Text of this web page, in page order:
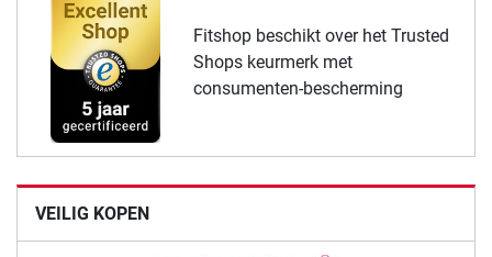
Fitshop beschikt over het Trusted
Shops keurmerk met
consumenten-bescherming
VEILIG KOPEN